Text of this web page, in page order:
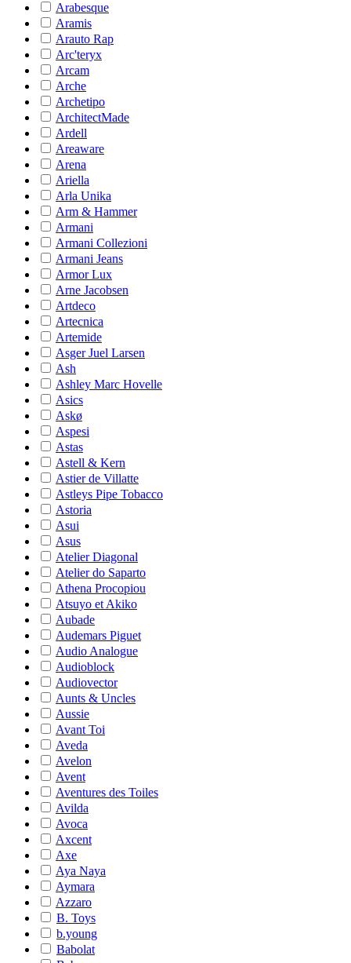
Arabesque
Aramis
Arauto Rap
Arc'teryx
Arcam
Arche
Archetipo
ArchitectMade
Ardell
Areaware
Arena
Ariella
Arla Unika
Arm & Hammer
Armani
Armani Collezioni
Armani Jeans
Armor Lux
Arne Jacobsen
Artdeco
Artecnica
Artemide
Asger Juel Larsen
Ash
Ashley Marc Hovelle
Asics
Askø
Aspesi
Astas
Astell & Kern
Astier de Villatte
Astleys Pipe Tobacco
Astoria
Asui
Asus
Atelier Diagonal
Atelier do Saparto
Athena Procopiou
Atsuyo et Akiko
Aubade
Audemars Piguet
Audio Analogue
Audioblock
Audiovector
Aunts & Uncles
Aussie
Avant Toi
Aveda
Avelon
Avent
Aventures des Toiles
Avilda
Avoca
Axcent
Axe
Aya Naya
Aymara
Azzaro
B. Toys
b.young
Babolat